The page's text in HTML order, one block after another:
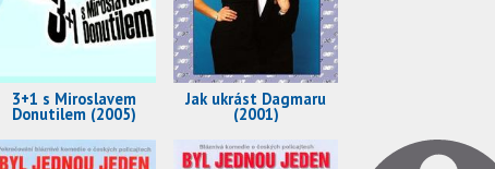
3+1 s Miroslavem
Donutilem (2005)
Jak ukrást Dagmaru
(2001)